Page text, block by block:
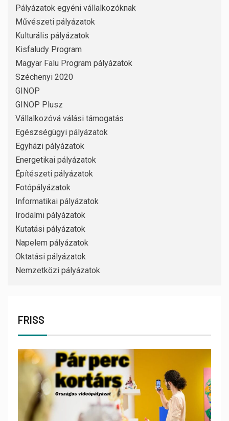
Pályázatok egyéni vállalkozóknak
Művészeti pályázatok
Kulturális pályázatok
Kisfaludy Program
Magyar Falu Program pályázatok
Széchenyi 2020
GINOP
GINOP Plusz
Vállalkozóvá válási támogatás
Egészségügyi pályázatok
Egyházi pályázatok
Energetikai pályázatok
Építészeti pályázatok
Fotópályázatok
Informatikai pályázatok
Irodalmi pályázatok
Kutatási pályázatok
Napelem pályázatok
Oktatási pályázatok
Nemzetközi pályázatok
FRISS